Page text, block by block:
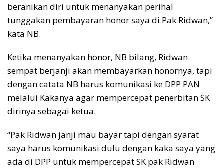
beranikan diri untuk menanyakan perihal
tunggakan pembayaran honor saya di Pak Ridwan,”
kata NB.
Ketika menanyakan honor, NB bilang, Ridwan
sempat berjanji akan membayarkan honornya, tapi
dengan catata NB harus komunikasi ke DPP PAN
melalui Kakanya agar mempercepat penerbitan SK
dirinya sebagai ketua.
“Pak Ridwan janji mau bayar tapi dengan syarat
saya harus komunikasi dulu dengan kaka saya yang
ada di DPP untuk mempercepat SK pak Ridwan